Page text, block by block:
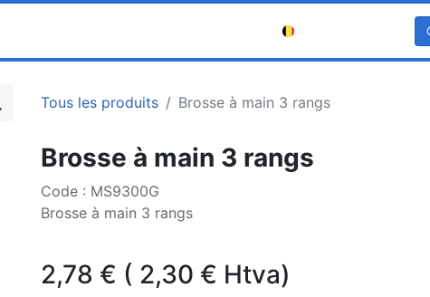
Tous les produits Brosse à main 3 rangs
Brosse à main 3 rangs
Code : MS9300G
Brosse à main 3 rangs
2,78 € ( 2,30 € Htva)